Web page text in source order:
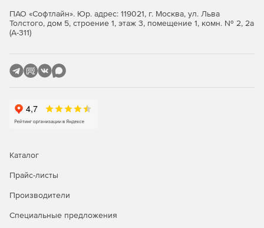
ПАО «Софтлайн». Юр. адрес: 119021, г. Москва, ул. Льва
Толстого, дом 5, строение 1, этаж 3, помещение 1, комн. № 2, 2а
(А-311)
Каталог
Прайс-листы
Производители
Специальные предложения